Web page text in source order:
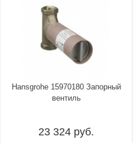
Hansgrohe 15970180 Запорный
вентиль
23 324 руб.